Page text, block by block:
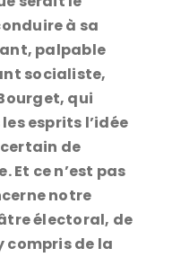
à sa
palpable
socialiste,
qui
esprits l’idée
de
Et ce n’est pas
notre
électoral, de
compris de la